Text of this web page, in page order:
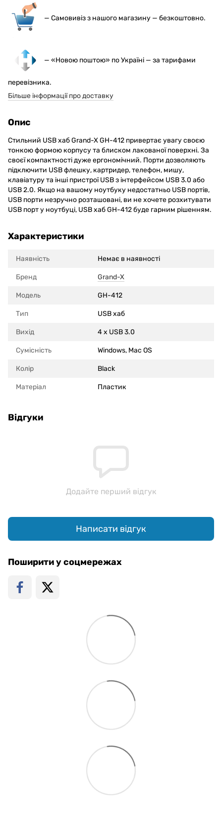
— Самовивіз з нашого магазину — безкоштовно.
— «Новою поштою» по Україні — за тарифами
перевізника.
Більше інформації про доставку
Опис
Стильний USB хаб Grand-X GH-412 привертає увагу своєю
тонкою формою корпусу та блиском лакованої поверхні. За
своєї компактності дуже ергономічний. Порти дозволяють
підключити USB флешку, картридер, телефон, мишу,
клавіатуру та інші пристрої USB з інтерфейсом USB 3.0 або
USB 2.0. Якщо на вашому ноутбуку недостатньо USB портів,
USB порти незручно розташовані, ви не хочете розхитувати
USB порт у ноутбуці, USB хаб GH-412 буде гарним рішенням.
Характеристики
Наявність Немає в наявності
Бренд Grand-X
Модель GH-412
Тип USB хаб
Вихід 4 x USB 3.0
Сумісність Windows, Mac OS
Колір Black
Матеріал Пластик
Відгуки
Додайте перший відгук
Написати відгук
Поширити у соцмережах